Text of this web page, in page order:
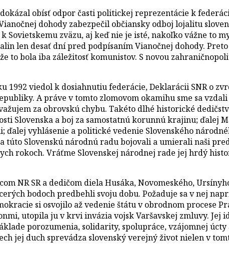
obísť odpor časti politickej reprezentácie k
dohody zabezpečil občiansky odboj lojalitu
zväzu, aj keď nie je isté, nakoľko vážne to
len desať dní pred podpísaním Vianočnej dohody.
to bola iba záležitosť komunistov. S novou
1992 viedol k dosiahnutiu federácie, Deklarácii SNR o
A práve v tomto zlomovom okamihu sme sa
za obrovskú chybu. Takéto dlhé historické
Slovenska a boj za samostatnú korunnú krajinu;
vyhlásenie a politické vedenie Slovenského
túto Slovenskú národnú radu bojovali a umierali naši
rokoch. Vráťme Slovenskej národnej rade jej hrdý
NR SR a dedičom diela Husáka, Novomeského,
bodoch predbehli svoju dobu. Požaduje sa v nej
si osvojilo až vedenie štátu v obrodnom procese
utopila ju v krvi invázia vojsk Varšavskej zmluvy. Jej
porozumenia, solidarity, spolupráce, vzájomnej
jej duch sprevádza slovenský verejný život nielen v